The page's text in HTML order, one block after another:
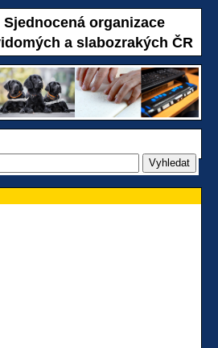
Sjednocená organizace
a slabozrakých ČR